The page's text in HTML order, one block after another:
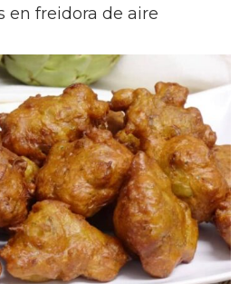
en freidora de aire